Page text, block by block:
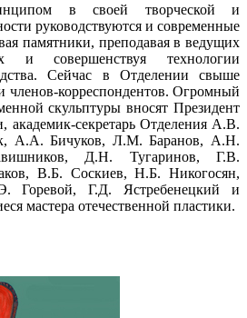
в своей творческой и
руководствуются и современные
памятники, преподавая в ведущих
и совершенствуя технологии
Сейчас в Отделении свыше
членов-корреспондентов. Огромный
скульптуры вносят Президент
академик-секретарь Отделения А.В.
А.А. Бичуков, Л.М. Баранов, А.Н.
Д.Н. Тугаринов, Г.В.
В.Б. Соскиев, Н.Б. Никогосян,
Горевой, Г.Д. Ястребенецкий и
мастера отечественной пластики.